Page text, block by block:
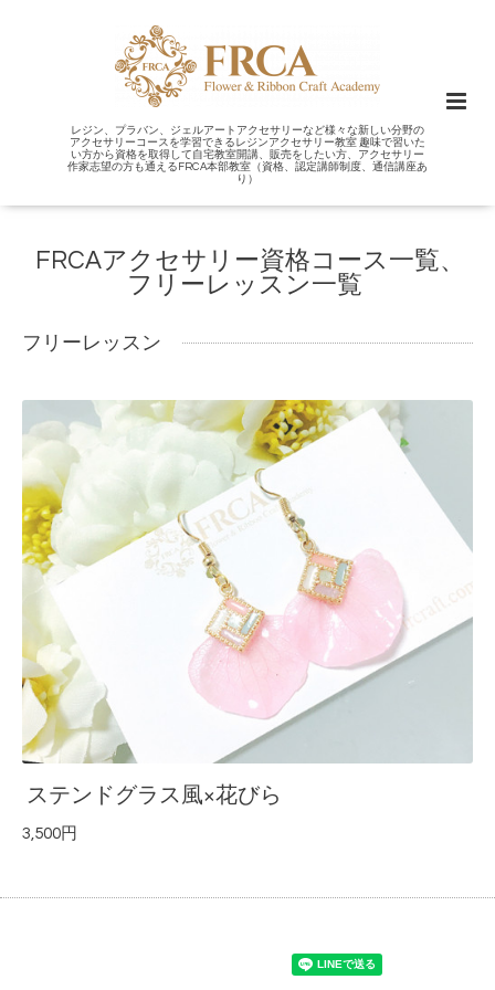
レジン、プラバン、ジェルアートアクセサリーなど様々な新しい分野の
アクセサリーコースを学習できるレジンアクセサリー教室 趣味で習いた
い方から資格を取得して自宅教室開講、販売をしたい方、アクセサリー
作家志望の方も通えるFRCA本部教室（資格、認定講師制度、通信講座あ
り）
FRCAアクセサリー資格コース一覧、
フリーレッスン一覧
フリーレッスン
ステンドグラス風×花びら
3,500円